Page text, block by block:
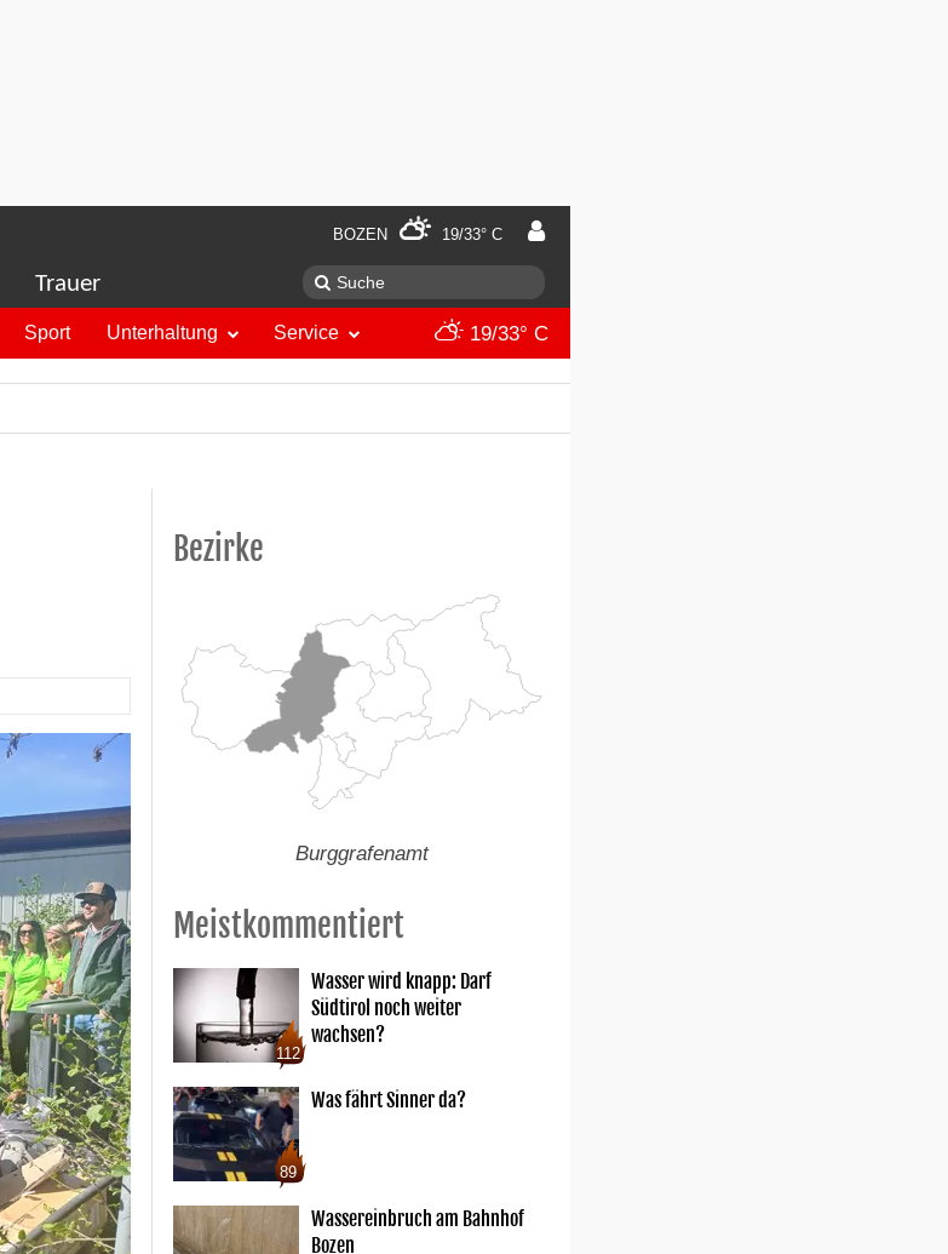
BOZEN 19/33° C
Trauer
Sport Unterhaltung Service 19/33° C
Bezirke
Burggrafenamt
Meistkommentiert
112
Wasser wird knapp: Darf
Südtirol noch weiter
wachsen?
89
Was fährt Sinner da?
Wassereinbruch am Bahnhof
Bozen